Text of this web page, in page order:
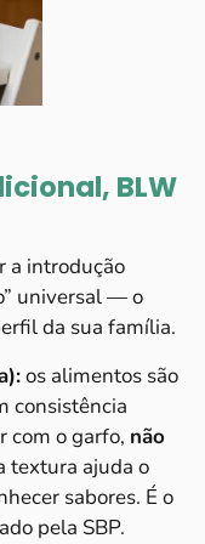
BLW
a introdução
universal — o
da sua família.
os alimentos são
consistência
com o garfo, não
textura ajuda o
sabores. É o
pela SBP.